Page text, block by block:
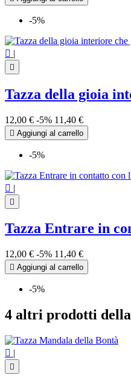
-5%
 |

Tazza della gioia
12,00 € -5% 11,40 €
 Aggiungi al carrello
-5%
 |

Tazza Entrare in
12,00 € -5% 11,40 €
 Aggiungi al carrello
-5%
4 altri prodotti della
 |
